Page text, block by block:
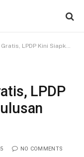
Siapkan Jalan Lulusan Menuju Dunia Kerja
LPDP
NO COMMENTS